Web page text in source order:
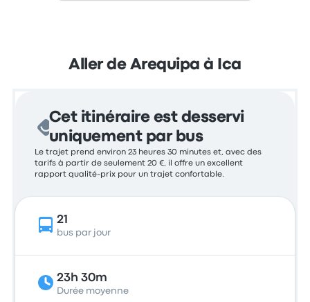
Aller de Arequipa à Ica
Cet itinéraire est desservi
uniquement par bus
Le trajet prend environ 23 heures 30 minutes et, avec des
tarifs à partir de seulement 20 €, il offre un excellent
rapport qualité-prix pour un trajet confortable.
21
bus par jour
23h 30m
Durée moyenne